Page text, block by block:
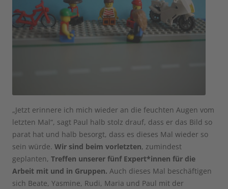
„Jetzt erinnere ich mich wieder an die feuchten Augen vom
letzten Mal“, sagt Paul halb stolz drauf, dass er das Bild so
parat hat und halb besorgt, dass es dieses Mal wieder so
sein würde. Wir sind beim vorletzten, zumindest
geplanten, Treffen unserer fünf Expert*innen für die
Arbeit mit und in Gruppen. Auch dieses Mal beschäftigen
sich Beate, Yasmine, Rudi, Maria und Paul mit der